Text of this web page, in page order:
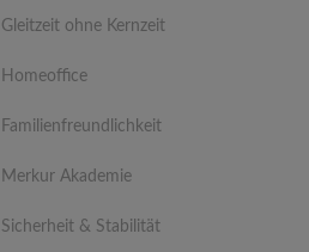
Gleitzeit ohne Kernzeit
Homeoffice
Familienfreundlichkeit
Merkur Akademie
Sicherheit & Stabilität